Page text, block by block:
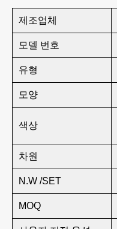
제조업체
모델 번호
유형
모양
색상
차원
N.W /SET
MOQ